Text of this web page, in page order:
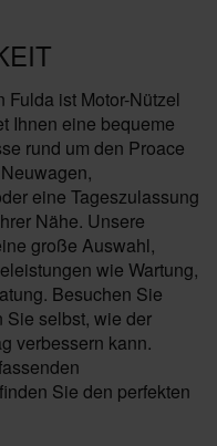
Fulda ist Motor-Nützel
Ihnen eine bequeme
rund um den Proace
eine Tageszulassung
Nähe. Unsere
große Auswahl,
wie Wartung,
Besuchen Sie
Sie selbst, wie der
verbessern kann.
Sie den perfekten